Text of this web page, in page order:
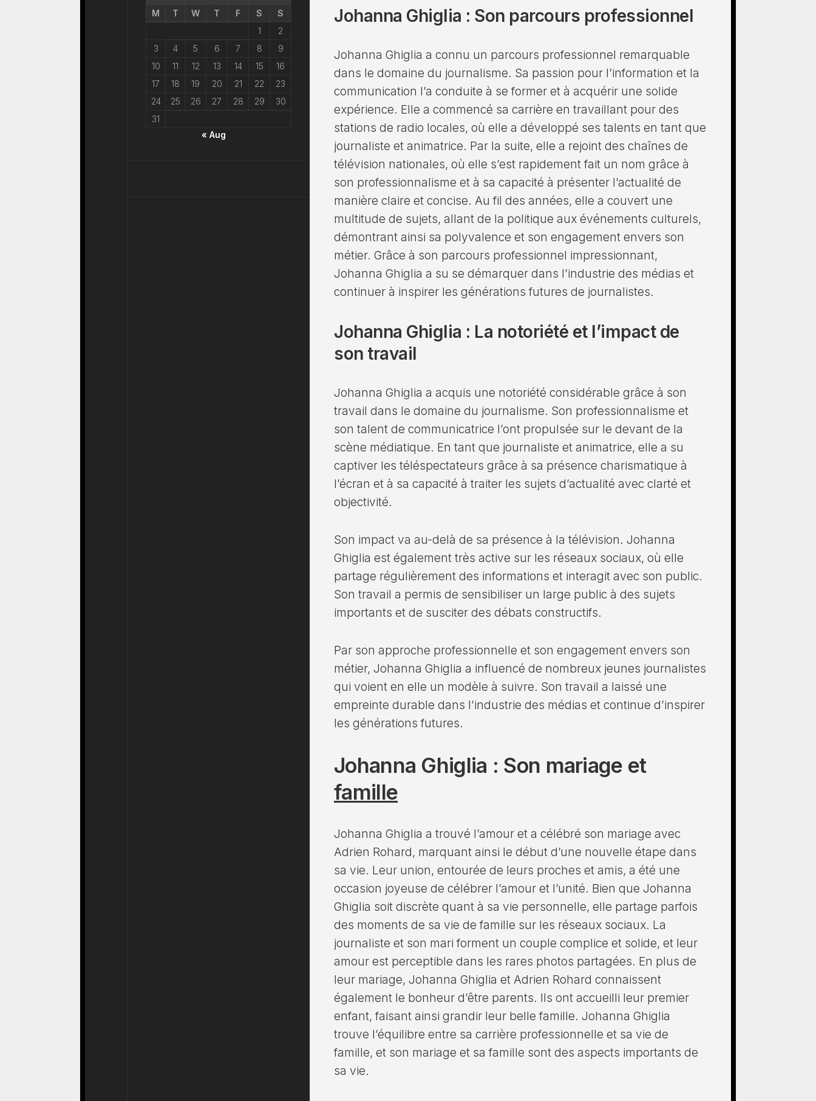
Johanna Ghiglia : Son parcours professionnel
Johanna Ghiglia a connu un parcours professionnel remarquable
dans le domaine du journalisme. Sa passion pour l’information et la
communication l’a conduite à se former et à acquérir une solide
expérience. Elle a commencé sa carrière en travaillant pour des
stations de radio locales, où elle a développé ses talents en tant que
journaliste et animatrice. Par la suite, elle a rejoint des chaînes de
télévision nationales, où elle s’est rapidement fait un nom grâce à
son professionnalisme et à sa capacité à présenter l’actualité de
manière claire et concise. Au fil des années, elle a couvert une
multitude de sujets, allant de la politique aux événements culturels,
démontrant ainsi sa polyvalence et son engagement envers son
métier. Grâce à son parcours professionnel impressionnant,
Johanna Ghiglia a su se démarquer dans l’industrie des médias et
continuer à inspirer les générations futures de journalistes.
Johanna Ghiglia : La notoriété et l’impact de
son travail
Johanna Ghiglia a acquis une notoriété considérable grâce à son
travail dans le domaine du journalisme. Son professionnalisme et
son talent de communicatrice l’ont propulsée sur le devant de la
scène médiatique. En tant que journaliste et animatrice, elle a su
captiver les téléspectateurs grâce à sa présence charismatique à
l’écran et à sa capacité à traiter les sujets d’actualité avec clarté et
objectivité.
Son impact va au-delà de sa présence à la télévision. Johanna
Ghiglia est également très active sur les réseaux sociaux, où elle
partage régulièrement des informations et interagit avec son public.
Son travail a permis de sensibiliser un large public à des sujets
importants et de susciter des débats constructifs.
Par son approche professionnelle et son engagement envers son
métier, Johanna Ghiglia a influencé de nombreux jeunes journalistes
qui voient en elle un modèle à suivre. Son travail a laissé une
empreinte durable dans l’industrie des médias et continue d’inspirer
les générations futures.
Johanna Ghiglia : Son mariage et
famille
Johanna Ghiglia a trouvé l’amour et a célébré son mariage avec
Adrien Rohard, marquant ainsi le début d’une nouvelle étape dans
sa vie. Leur union, entourée de leurs proches et amis, a été une
occasion joyeuse de célébrer l’amour et l’unité. Bien que Johanna
Ghiglia soit discrète quant à sa vie personnelle, elle partage parfois
des moments de sa vie de famille sur les réseaux sociaux. La
journaliste et son mari forment un couple complice et solide, et leur
amour est perceptible dans les rares photos partagées. En plus de
leur mariage, Johanna Ghiglia et Adrien Rohard connaissent
également le bonheur d’être parents. Ils ont accueilli leur premier
enfant, faisant ainsi grandir leur belle famille. Johanna Ghiglia
trouve l’équilibre entre sa carrière professionnelle et sa vie de
famille, et son mariage et sa famille sont des aspects importants de
sa vie.
M
T W T F S
S
1
2
3
4 5 6 7 8
9
10
11 12 13 14 15
16
17
18 19 20 21 22
23
24
25 26 27 28 29
30
31
« Aug